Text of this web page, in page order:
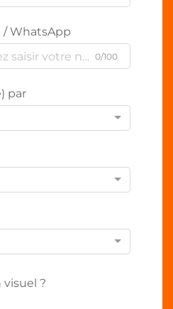
/ WhatsApp
0/100
par
visuel ?